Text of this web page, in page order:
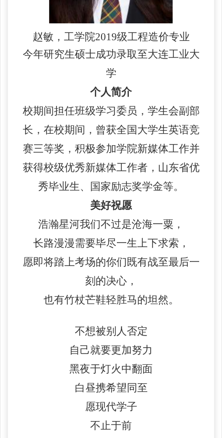
赵敏，工学院2019级工程造价专业
今年研究生硕士成功录取至大连工业大
学
个人简介
校期间担任班级学习委员，学生会副部
长，在校期间，曾获全国大学生英语竞
赛三等奖，积极参加学院新媒体工作并
获得校级优秀新媒体工作者，山东省优
秀毕业生、国家励志奖学金等。
美好祝愿
浩瀚星河我们不过是沧海一粟，
长路漫漫需要毕尽一生上下求索，
愿即将踏上考场的你们既有战至最后一
刻的决心，
也有竹杖芒鞋轻胜马的坦然。
不想被别人否定
自己就要更加努力
黑夜于灯火中翻面
白昼携希望同至
愿现代学子
不止于前